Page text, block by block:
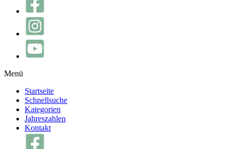
Menü
Startseite
Schnellsuche
Kategorien
Jahreszahlen
Kontakt